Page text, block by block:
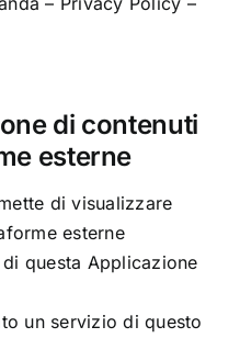
di contenuti
esterne
di visualizzare
esterne
questa Applicazione
un servizio di questo